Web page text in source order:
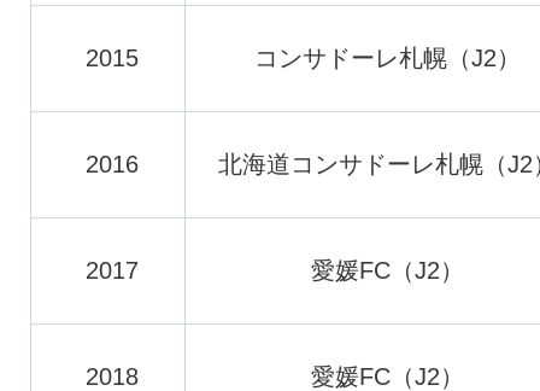
2015 コンサドーレ札幌（J2）
2016 北海道コンサドーレ札幌（J2
2017 愛媛FC（J2）
2018 愛媛FC（J2）